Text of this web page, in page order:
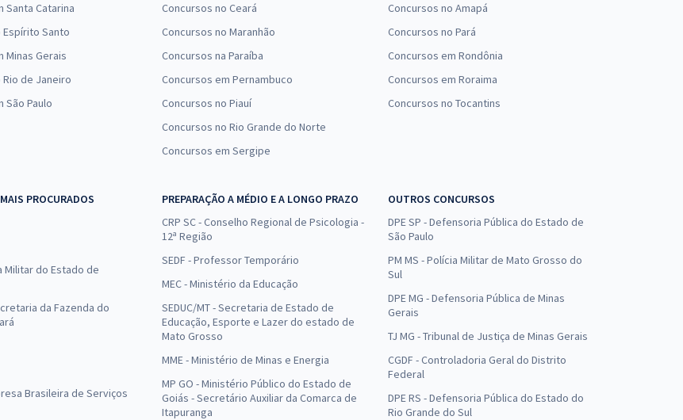
Santa Catarina
Santo
Minas Gerais
de Janeiro
São Paulo
Concursos no Ceará
Concursos no Maranhão
Concursos na Paraíba
Concursos em Pernambuco
Concursos no Piauí
Concursos no Rio Grande do Norte
Concursos em Sergipe
Concursos no Amapá
Concursos no Pará
Concursos em Rondônia
Concursos em Roraima
Concursos no Tocantins
PROCURADOS
Militar do Estado de
da Fazenda do
Brasileira de Serviços
PREPARAÇÃO A MÉDIO E A LONGO PRAZO
CRP SC - Conselho Regional de Psicologia -
12ª Região
SEDF - Professor Temporário
MEC - Ministério da Educação
SEDUC/MT - Secretaria de Estado de
Educação, Esporte e Lazer do estado de
Mato Grosso
MME - Ministério de Minas e Energia
MP GO - Ministério Público do Estado de
Goiás - Secretário Auxiliar da Comarca de
Itapuranga
OUTROS CONCURSOS
DPE SP - Defensoria Pública do Estado de
São Paulo
PM MS - Polícia Militar de Mato Grosso do
Sul
DPE MG - Defensoria Pública de Minas
Gerais
TJ MG - Tribunal de Justiça de Minas Gerais
CGDF - Controladoria Geral do Distrito
Federal
DPE RS - Defensoria Pública do Estado do
Rio Grande do Sul